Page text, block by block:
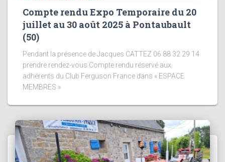
Compte rendu Expo Temporaire du 20
juillet au 30 août 2025 à Pontaubault
(50)
Pendant la présence de Jacques CATTEZ 06 88 32 29 14
prendre rendez-vous Compte rendu réservé aux
adhérents du Club Ferguson France dans « ESPACE
MEMBRES »